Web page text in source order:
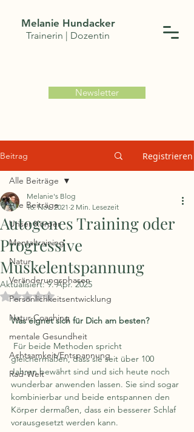
Melanie Hundacker
Trainerin | Dozentin
Newsletter
Beitrag Registrieren
Alle Beiträge
Unser Körper
Mentaltraining
Natur
Veränderungsphasen
Persönlichkeitsentwicklung
Natur-Coaching
mentale Gesundheit
Achtsamkeit/Entspannung
Rad-Welt
Alle Beiträge
Autogenes Training oder
Progressive
Muskelentspannung
Melanie's Blog
16. Nov. 2021 2 Min. Lesezeit
Aktualisiert:9. Apr. 2025
Mit NaN von 5 Sternen bewertet.
Was eignet sich für Dich am besten?
gleichermaßen, dass sie seit über 100
Jahren bewährt sind und sich heute noch
wunderbar anwenden lassen. Sie sind sogar
kombinierbar und beide entspannen den
Körper dermaßen, dass ein besserer Schlaf
vorausgesetzt werden kann.